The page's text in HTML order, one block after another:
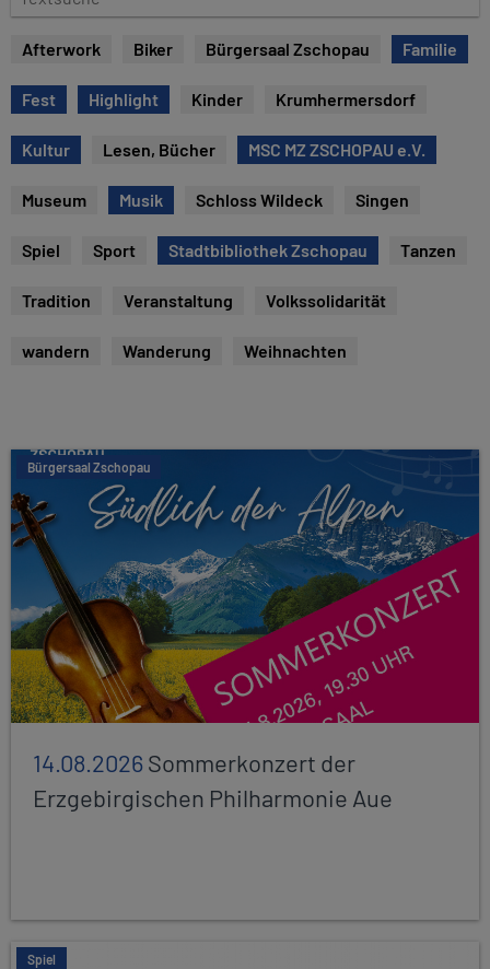
e
s
u
c
Afterwork Biker Bürgersaal Zschopau Familie
Fest Highlight Kinder Krumhermersdorf
Kultur Lesen, Bücher MSC MZ ZSCHOPAU e.V.
Museum Musik Schloss Wildeck Singen
Spiel Sport Stadtbibliothek Zschopau Tanzen
Tradition Veranstaltung Volkssolidarität
wandern Wanderung Weihnachten
Bürgersaal Zschopau
14.08.2026Sommerkonzert der
Erzgebirgischen Philharmonie Aue
Spiel